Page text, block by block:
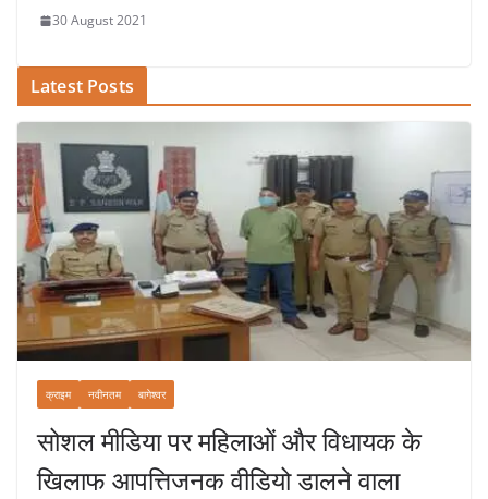
30 August 2021
Latest Posts
क्राइम नवीनतम बागेश्वर
सोशल मीडिया पर महिलाओं और विधायक के
खिलाफ आपत्तिजनक वीडियो डालने वाला